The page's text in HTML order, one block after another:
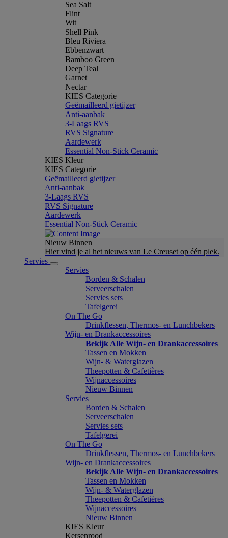
Sea Salt
Flint
Wit
Shell Pink
Bleu Riviera
Ebbenzwart
Bamboo Green
Deep Teal
Garnet
Nectar
KIES Categorie
Geëmailleerd gietijzer
Anti-aanbak
3-Laags RVS
RVS Signature
Aardewerk
Essential Non-Stick Ceramic
KIES Kleur
KIES Categorie
Geëmailleerd gietijzer
Anti-aanbak
3-Laags RVS
RVS Signature
Aardewerk
Essential Non-Stick Ceramic
Nieuw Binnen
Hier vind je al het nieuws van Le Creuset op één plek.
Servies
Servies
Borden & Schalen
Serveerschalen
Servies sets
Tafelgerei
On The Go
Drinkflessen, Thermos- en Lunchbekers
Wijn- en Drankaccessoires
Bekijk Alle Wijn- en Drankaccessoires
Tassen en Mokken
Wijn- & Waterglazen
Theepotten & Cafetières
Wijnaccessoires
Nieuw Binnen
Servies
Borden & Schalen
Serveerschalen
Servies sets
Tafelgerei
On The Go
Drinkflessen, Thermos- en Lunchbekers
Wijn- en Drankaccessoires
Bekijk Alle Wijn- en Drankaccessoires
Tassen en Mokken
Wijn- & Waterglazen
Theepotten & Cafetières
Wijnaccessoires
Nieuw Binnen
KIES Kleur
Kersenrood